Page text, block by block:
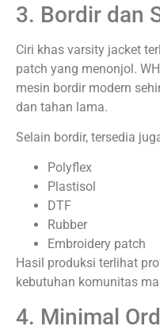
3. Bordir dan
Ciri khas varsity jacket
patch yang menonjol.
mesin bordir modern
dan tahan lama.
Selain bordir, tersedia
Polyflex
Plastisol
DTF
Rubber
Embroidery patch
Hasil produksi terlihat
kebutuhan komunitas
4. Minimal